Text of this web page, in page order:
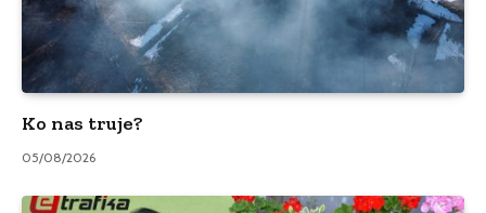
Ko nas truje?
05/08/2026